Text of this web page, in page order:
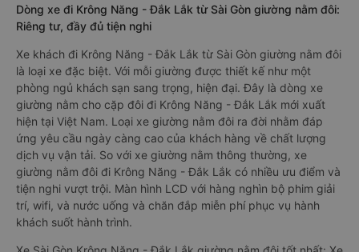
Dòng xe đi Krông Năng - Đắk Lắk từ Sài Gòn giường nằm đôi:
Riêng tư, đầy đủ tiện nghi
Xe khách đi Krông Năng - Đắk Lắk từ Sài Gòn giường nằm đôi
là loại xe đặc biệt. Với mỗi giường được thiết kế như một
phòng ngủ khách sạn sang trọng, hiện đại. Đây là dòng xe
giường nằm cho cặp đôi đi Krông Năng - Đắk Lắk mới xuất
hiện tại Việt Nam. Loại xe giường nằm đôi ra đời nhằm đáp
ứng yêu cầu ngày càng cao của khách hàng về chất lượng
dịch vụ vận tải. So với xe giường nằm thông thường, xe
giường nằm đôi đi Krông Năng - Đắk Lắk có nhiều ưu điểm và
tiện nghi vượt trội. Màn hình LCD với hàng nghìn bộ phim giải
trí, wifi, và nước uống và chăn đắp miễn phí phục vụ hành
khách suốt hành trình.